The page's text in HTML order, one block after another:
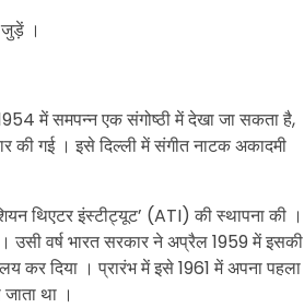
।
में समपन्न एक संगोष्ठी में देखा जा सकता है,
की गई । इसे दिल्ली में संगीत नाटक अकादमी
थिएटर इंस्टीट्यूट’ (ATI) की स्थापना की ।
वर्ष भारत सरकार ने अप्रैल 1959 में इसकी
कर दिया । प्रारंभ में इसे 1961 में अपना पहला
था ।